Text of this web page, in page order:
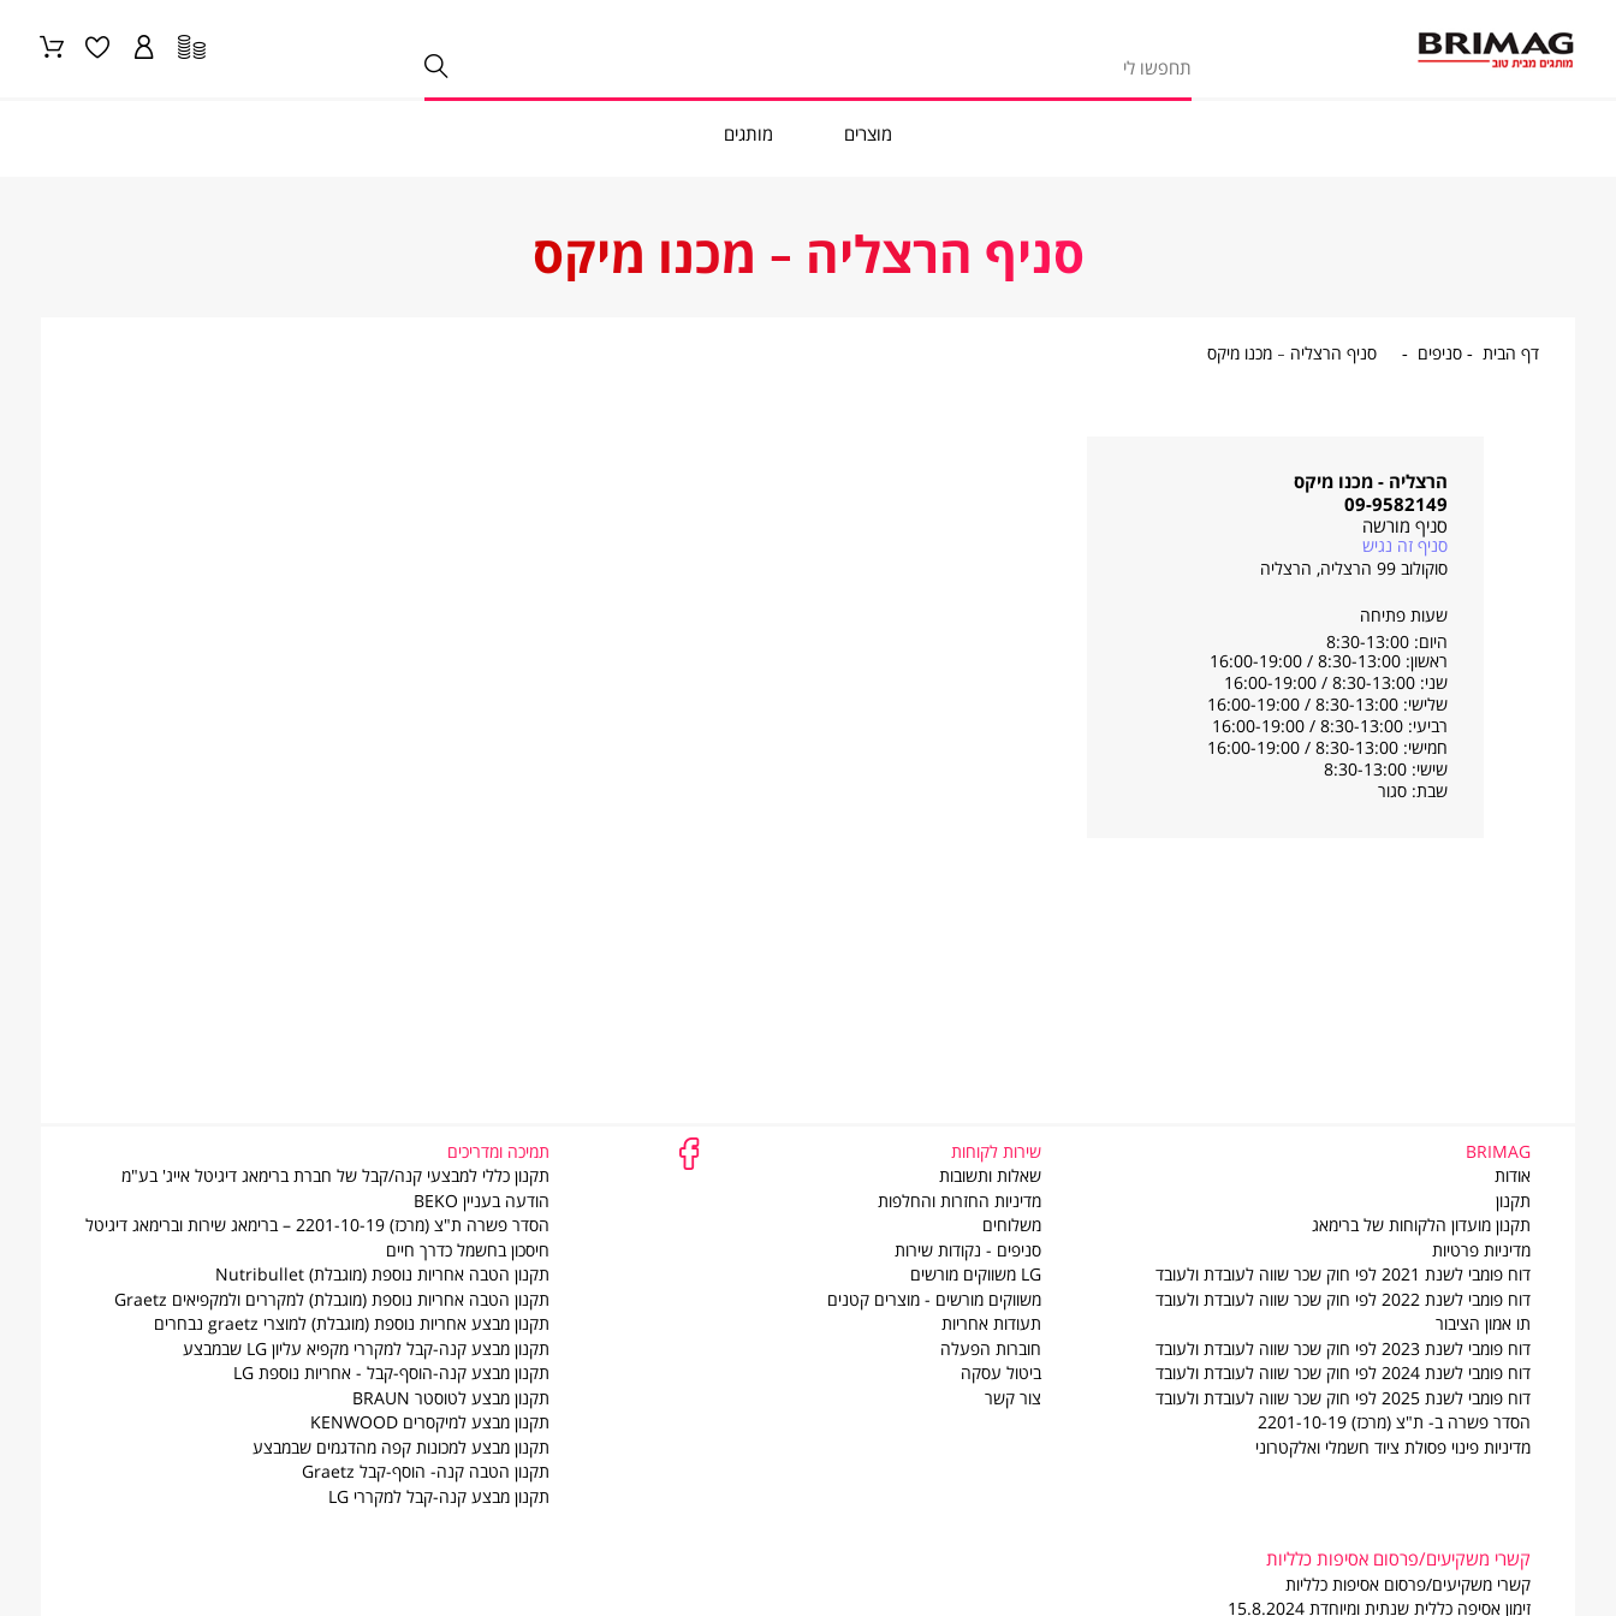
מוצרים מותגים
סניף הרצליה - מכנו מיקס
דף הבית דףסניפים סניפיםסניף הרצליה - מכנו מיקס
הרצליה - מכנו מיקס
09-9582149
סניף מורשה
סניף זה נגיש
סוקולוב 99 הרצליה
, הרצליה
שעות פתיחה
היום: 8:30-13:00
ראשון: 8:30-13:00 / 16:00-19:00
שני: 8:30-13:00 / 16:00-19:00
שלישי: 8:30-13:00 / 16:00-19:00
רביעי: 8:30-13:00 / 16:00-19:00
חמישי: 8:30-13:00 / 16:00-19:00
שישי: 8:30-13:00
שבת: סגור
BRIMAG
BRIMAG
אודות
תקנון
תקנון מועדון הלקוחות של ברימאג
מדיניות פרטיות
דוח פומבי לשנת 2021 לפי חוק שכר שווה לעובדת ולעובד
דוח פומבי לשנת 2022 לפי חוק שכר שווה לעובדת ולעובד
תו אמון הציבור
דוח פומבי לשנת 2023 לפי חוק שכר שווה לעובדת ולעובד
דוח פומבי לשנת 2024 לפי חוק שכר שווה לעובדת ולעובד
דוח פומבי לשנת 2025 לפי חוק שכר שווה לעובדת ולעובד
הסדר פשרה ב- ת"צ (מרכז) 2201-10-19
מדיניות פינוי פסולת ציוד חשמלי ואלקטרוני
שירות
לקוחות
שירות לקוחות
שאלות ותשובות
מדיניות החזרות והחלפות
משלוחים
סניפים - נקודות שירות
LG משווקים מורשים
משווקים מורשים - מוצרים קטנים
תעודות אחריות
חוברות הפעלה
ביטול עסקה
צור קשר
תמיכה ומדריכים
תקנון כללי למבצעי קנה/קבל של חברת ברימאג דיגיטל אייג' בע"מ
הודעה בעניין BEKO
הסדר פשרה ת"צ (מרכז) 2201-10-19 – ברימאג שירות וברימאג דיגיטל
חיסכון בחשמל כדרך חיים
תקנון הטבה אחריות נוספת (מוגבלת) Nutribullet
תקנון הטבה אחריות נוספת (מוגבלת) למקררים ולמקפיאים Graetz
תקנון מבצע אחריות נוספת (מוגבלת) למוצרי graetz נבחרים
תקנון מבצע קנה-קבל למקררי מקפיא עליון LG שבמבצע
תקנון מבצע קנה-הוסף-קבל - אחריות נוספת LG
תקנון מבצע לטוסטר BRAUN
תקנון מבצע למיקסרים KENWOOD
תקנון מבצע למכונות קפה מהדגמים שבמבצע
תקנון הטבה קנה- הוסף-קבל Graetz
תקנון מבצע קנה-קבל למקררי LG
קשרי משקיעים/פרסום אסיפות כלליות
קשרי משקיעים/פרסום אסיפות כלליות
זימון אסיפה כללית שנתית ומיוחדת 15.8.2024